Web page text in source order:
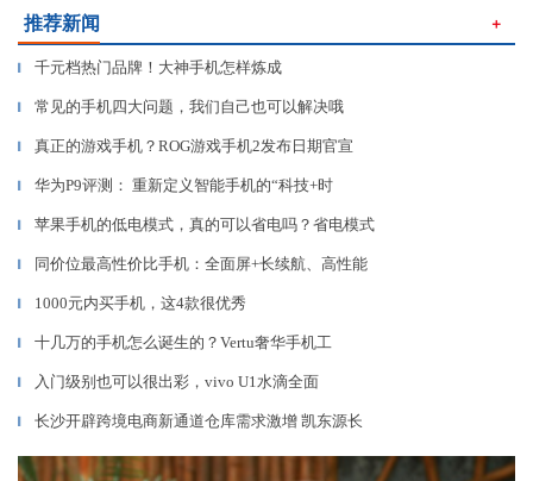
推荐新闻 ＋
▎ 千元档热门品牌！大神手机怎样炼成
▎ 常见的手机四大问题，我们自己也可以解决哦
▎ 真正的游戏手机？ROG游戏手机2发布日期官宣
▎ 华为P9评测： 重新定义智能手机的“科技+时
▎ 苹果手机的低电模式，真的可以省电吗？省电模式
▎ 同价位最高性价比手机：全面屏+长续航、高性能
▎ 1000元内买手机，这4款很优秀
▎ 十几万的手机怎么诞生的？Vertu奢华手机工
▎ 入门级别也可以很出彩，vivo U1水滴全面
▎ 长沙开辟跨境电商新通道仓库需求激增 凯东源长